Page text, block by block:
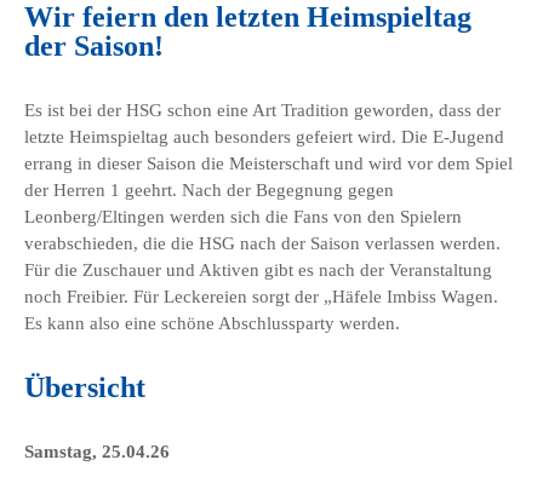
Wir feiern den letzten Heimspieltag
der Saison!
Es ist bei der HSG schon eine Art Tradition geworden, dass der
letzte Heimspieltag auch besonders gefeiert wird. Die E-Jugend
errang in dieser Saison die Meisterschaft und wird vor dem Spiel
der Herren 1 geehrt. Nach der Begegnung gegen
Leonberg/Eltingen werden sich die Fans von den Spielern
verabschieden, die die HSG nach der Saison verlassen werden.
Für die Zuschauer und Aktiven gibt es nach der Veranstaltung
noch Freibier. Für Leckereien sorgt der „Häfele Imbiss Wagen.
Es kann also eine schöne Abschlussparty werden.
Übersicht
Samstag, 25.04.26